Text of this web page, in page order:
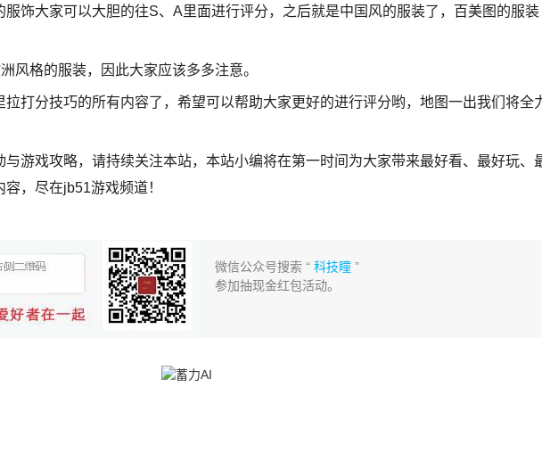
服饰大家可以大胆的往S、A里面进行评分，之后就是中国风的服装了，百美图的服装
风格的服装，因此大家应该多多注意。
打分技巧的所有内容了，希望可以帮助大家更好的进行评分哟，地图一出我们将全
游戏攻略，请持续关注本站，本站小编将在第一时间为大家带来最好看、最好玩、
，尽在jb51游戏频道！
微信公众号搜索 “科技瞳 ”
参加抽现金红包活动。